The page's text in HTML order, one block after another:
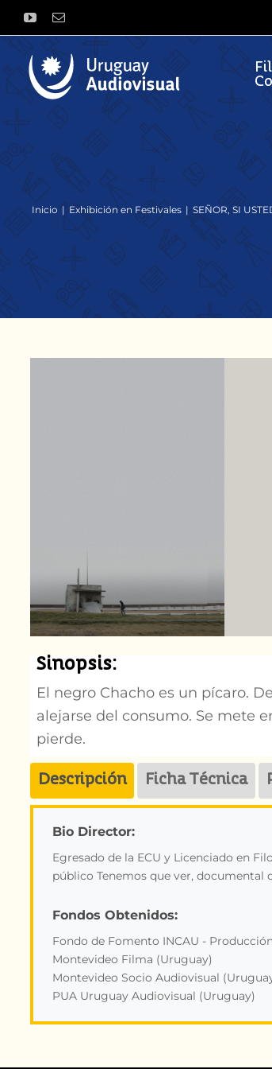
contenido
YouTubeCorreo
Inicio Exhibición en Festivales SEÑOR, SI
Sinopsis:
El negro Chacho es un pícaro.
alejarse del consumo. Se mete
pierde.
Descripción Ficha Técnica
Bio Director:
Egresado de la ECU y Licenciado en
público Tenemos que ver,
Fondos Obtenidos:
Fondo de Fomento INCAU -
Montevideo Filma (Uruguay)
Montevideo Socio Audiovisual
PUA Uruguay Audiovisual (Uruguay)